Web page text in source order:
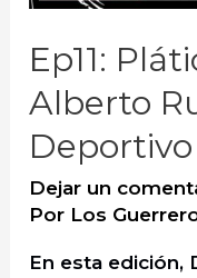
Ep11:
Alberto
Deportivo
Dejar un
Por Los
En esta edición,